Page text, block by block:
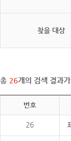
찾을 대상
총 26개의 검색 결과
번호
26